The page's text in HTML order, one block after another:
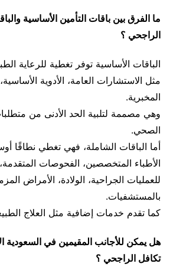
ما الفرق بين باقات التأمين الأساسية
الراجحي ؟
الباقات الأساسية توفر تغطية للرعاية
مثل الاستشارات العامة، الأدوية
المخبرية.
وهي مصممة لتلبية الحد الأدنى من
الصحي.
أما الباقات الشاملة، فهي تغطي نطاقًا
الأطباء المتخصصين، الفحوصات
للعمليات الجراحية، الولادة، الأمراض
بالمستشفيات.
كما تقدم خدمات إضافية مثل العلاج
هل يمكن للأجانب المقيمين في السعودية
تكافل الراجحي ؟